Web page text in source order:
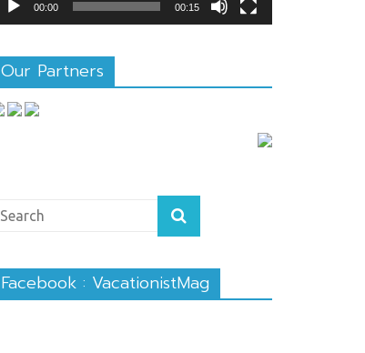
00:00 00:15
Our Partners
Facebook : VacationistMag